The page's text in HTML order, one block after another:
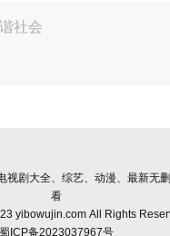
视剧大全、综艺、动漫、最新无
看
yibowujin.com All Rights
蜀ICP备2023037967号